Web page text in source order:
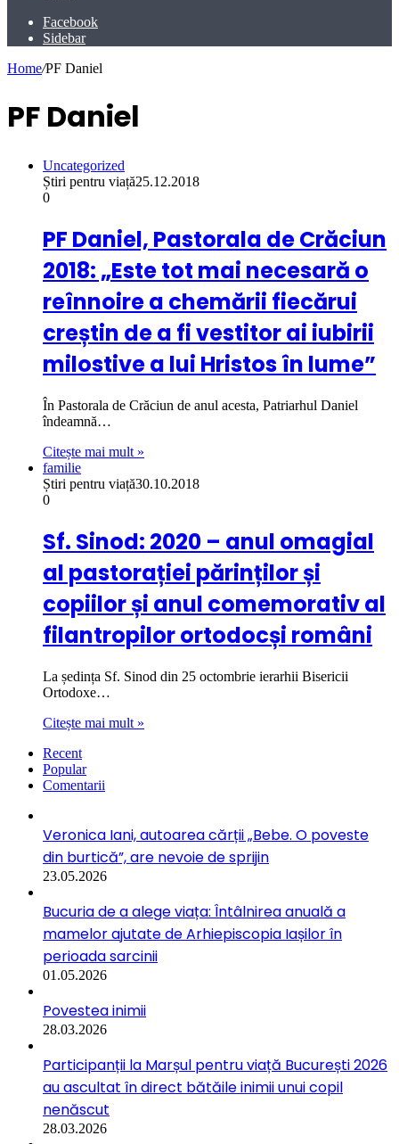
Facebook
Sidebar
Home/PF Daniel
PF Daniel
Uncategorized
Știri pentru viață25.12.2018
0
PF Daniel, Pastorala de Crăciun
2018: „Este tot mai necesară o
reînnoire a chemării fiecărui
creștin de a fi vestitor ai iubirii
milostive a lui Hristos în lume”
În Pastorala de Crăciun de anul acesta, Patriarhul Daniel
îndeamnă…
Citește mai mult »
familie
Știri pentru viață30.10.2018
0
Sf. Sinod: 2020 – anul omagial
al pastorației părinților și
copiilor și anul comemorativ al
filantropilor ortodocși români
La ședința Sf. Sinod din 25 octombrie ierarhii Bisericii
Ortodoxe…
Citește mai mult »
Recent
Popular
Comentarii
Veronica Iani, autoarea cărții „Bebe. O poveste
din burtică”, are nevoie de sprijin
23.05.2026
Bucuria de a alege viața: Întâlnirea anuală a
mamelor ajutate de Arhiepiscopia Iașilor în
perioada sarcinii
01.05.2026
Povestea inimii
28.03.2026
Participanții la Marșul pentru viață București 2026
au ascultat în direct bătăile inimii unui copil
nenăscut
28.03.2026